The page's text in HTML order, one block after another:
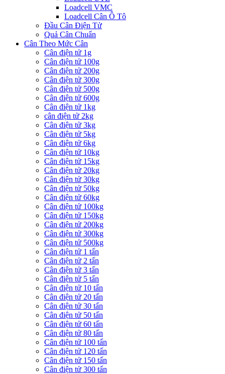
Loadcell VMC
Loadcell Cân Ô Tô
Đầu Cân Điện Tử
Quả Cân Chuẩn
Cân Theo Mức Cân
Cân điện tử 1g
Cân điện tử 100g
Cân điện tử 200g
Cân điện tử 300g
Cân điện tử 500g
Cân điện tử 600g
Cân điện tử 1kg
cân điện tử 2kg
Cân điện tử 3kg
Cân điện tử 5kg
Cân điện tử 6kg
Cân điện tử 10kg
Cân điện tử 15kg
Cân điện tử 20kg
Cân điện tử 30kg
Cân điện tử 50kg
Cân điện tử 60kg
Cân điện tử 100kg
Cân điện tử 150kg
Cân điện tử 200kg
Cân điện tử 300kg
Cân điện tử 500kg
Cân điện tử 1 tấn
Cân điện tử 2 tấn
Cân điện tử 3 tấn
Cân điện tử 5 tấn
Cân điện tử 10 tấn
Cân điện tử 20 tấn
Cân điện tử 30 tấn
Cân điện tử 50 tấn
Cân điện tử 60 tấn
Cân điện tử 80 tấn
Cân điện tử 100 tấn
Cân điện tử 120 tấn
Cân điện tử 150 tấn
Cân điện tử 300 tấn